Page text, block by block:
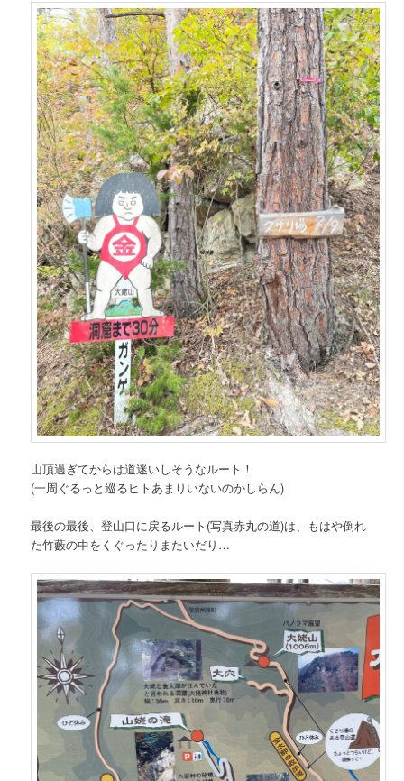
山頂過ぎてからは道迷いしそうなルート！
(一周ぐるっと巡るヒトあまりいないのかしらん)
最後の最後、登山口に戻るルート(写真赤丸の道)は、もはや倒れ
た竹藪の中をくぐったりまたいだり…